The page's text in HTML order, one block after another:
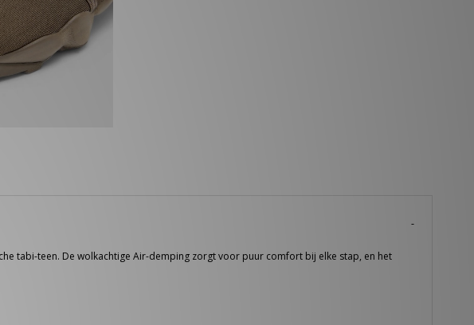
tabi-teen. De wolkachtige Air-demping zorgt voor puur comfort bij elke stap, en het